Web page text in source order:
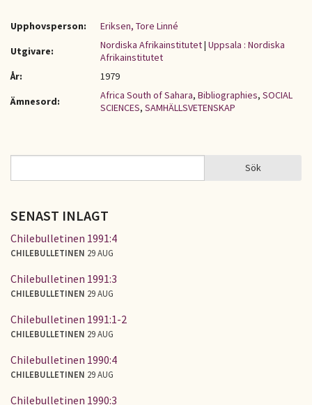
Upphovsperson:
Eriksen, Tore Linné
Utgivare:
Nordiska Afrikainstitutet| Uppsala : Nordiska
Afrikainstitutet
År:
1979
Ämnesord:
Africa South of Sahara, Bibliographies, SOCIAL
SCIENCES, SAMHÄLLSVETENSKAP
SÖKFORMULÄR Sök
SENAST INLAGT
Chilebulletinen 1991:4
CHILEBULLETINEN 29 AUG
Chilebulletinen 1991:3
CHILEBULLETINEN 29 AUG
Chilebulletinen 1991:1-2
CHILEBULLETINEN 29 AUG
Chilebulletinen 1990:4
CHILEBULLETINEN 29 AUG
Chilebulletinen 1990:3